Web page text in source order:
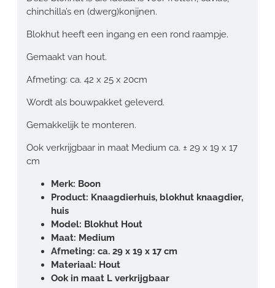
chinchilla’s en (dwerg)konijnen.
Blokhut heeft een ingang en een rond raampje.
Gemaakt van hout.
Afmeting: ca. 42 x 25 x 20cm
Wordt als bouwpakket geleverd.
Gemakkelijk te monteren.
Ook verkrijgbaar in maat Medium ca. ± 29 x 19 x 17
cm
Merk: Boon
Product: Knaagdierhuis, blokhut knaagdier,
huis
Model: Blokhut Hout
Maat: Medium
Afmeting: ca. 29 x 19 x 17 cm
Materiaal: Hout
Ook in maat L verkrijgbaar